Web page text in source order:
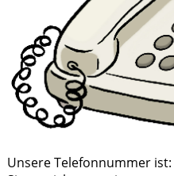
Unsere Telefonnummer ist: